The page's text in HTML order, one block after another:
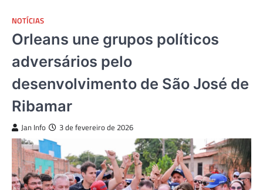
NOTÍCIAS
Orleans une grupos políticos
adversários pelo
desenvolvimento de São José de
Ribamar
Jan Info 3 de fevereiro de 2026